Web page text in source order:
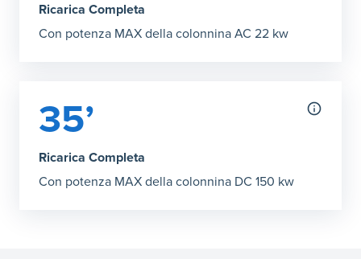
Ricarica Completa
Con potenza MAX della colonnina AC 22 kw
35’
Ricarica Completa
Con potenza MAX della colonnina DC 150 kw